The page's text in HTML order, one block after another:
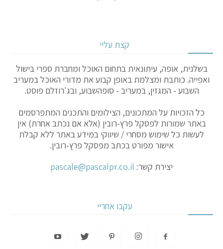
קצת עליי
בשלנית, אופה, עיתונאית בתחום האוכל ומחברת ספרי בישול
ואפייה. כותבת ומצלמת באופן קבוע את מדורי האוכל במעריב
השבוע - המגזין, במעריב - סופהשבוע, ובג'רוזלם פוסט.
כל הזכויות על המתכונים, הצילומים והתכנים המתפרסמים
באתר שמורות לפסקל פרץ-רובין (אלא אם נכתב אחרת) אין
לעשות כל שימוש מסחרי / שיווקי במידע באתר ללא קבלת
אישור מפורט בכתב מפסקל פרץ-רובין.
יצירת קשר: pascale@pascalpr.co.il
עקבו אחריי